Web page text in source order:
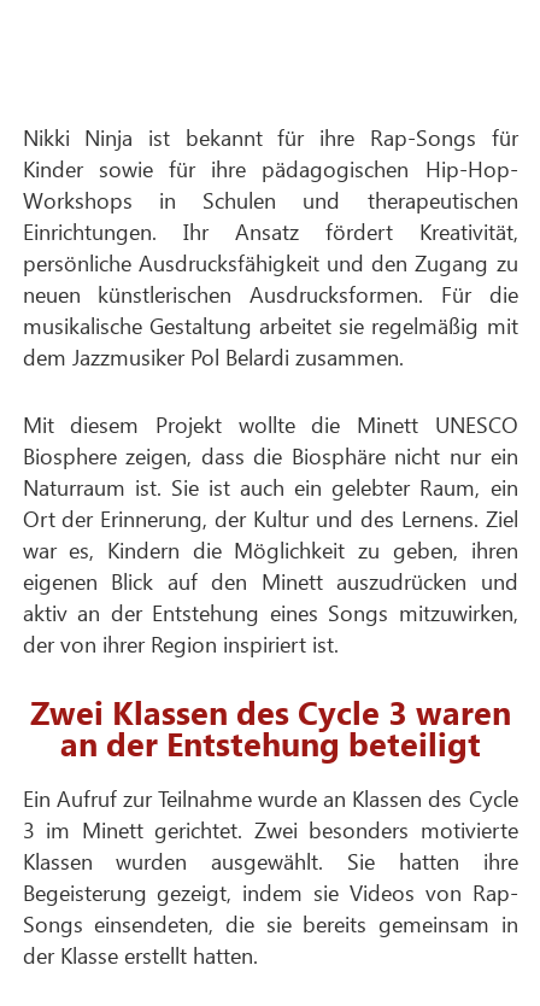
Nikki Ninja ist bekannt für ihre Rap-Songs für
Kinder sowie für ihre pädagogischen Hip-Hop-
Workshops in Schulen und therapeutischen
Einrichtungen. Ihr Ansatz fördert Kreativität,
persönliche Ausdrucksfähigkeit und den Zugang zu
neuen künstlerischen Ausdrucksformen. Für die
musikalische Gestaltung arbeitet sie regelmäßig mit
dem Jazzmusiker Pol Belardi zusammen.
Mit diesem Projekt wollte die Minett UNESCO
Biosphere zeigen, dass die Biosphäre nicht nur ein
Naturraum ist. Sie ist auch ein gelebter Raum, ein
Ort der Erinnerung, der Kultur und des Lernens. Ziel
war es, Kindern die Möglichkeit zu geben, ihren
eigenen Blick auf den Minett auszudrücken und
aktiv an der Entstehung eines Songs mitzuwirken,
der von ihrer Region inspiriert ist.
Zwei Klassen des Cycle 3 waren
an der Entstehung beteiligt
Ein Aufruf zur Teilnahme wurde an Klassen des Cycle
3 im Minett gerichtet. Zwei besonders motivierte
Klassen wurden ausgewählt. Sie hatten ihre
Begeisterung gezeigt, indem sie Videos von Rap-
Songs einsendeten, die sie bereits gemeinsam in
der Klasse erstellt hatten.